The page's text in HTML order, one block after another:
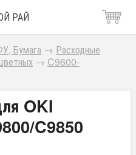
РАЙ
Бумага → Расходные
→ C9600-
OKI
C9850